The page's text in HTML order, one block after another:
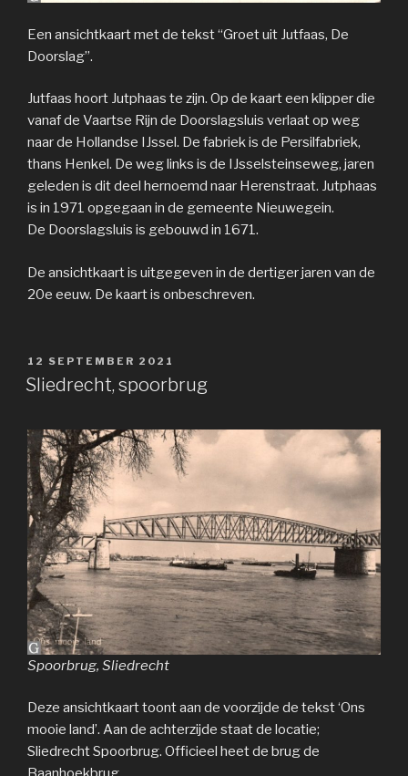
Een ansichtkaart met de tekst “Groet uit Jutfaas, De
Doorslag”.
Jutfaas hoort Jutphaas te zijn. Op de kaart een klipper die
vanaf de Vaartse Rijn de Doorslagsluis verlaat op weg
naar de Hollandse IJssel. De fabriek is de Persilfabriek,
thans Henkel. De weg links is de IJsselsteinseweg, jaren
geleden is dit deel hernoemd naar Herenstraat. Jutphaas
is in 1971 opgegaan in de gemeente Nieuwegein.
De Doorslagsluis is gebouwd in 1671.
De ansichtkaart is uitgegeven in de dertiger jaren van de
20e eeuw. De kaart is onbeschreven.
GEPLAATST
OP
12 SEPTEMBER 2021
Sliedrecht, spoorbrug
Spoorbrug, Sliedrecht
Deze ansichtkaart toont aan de voorzijde de tekst ‘Ons
mooie land’. Aan de achterzijde staat de locatie;
Sliedrecht Spoorbrug. Officieel heet de brug de